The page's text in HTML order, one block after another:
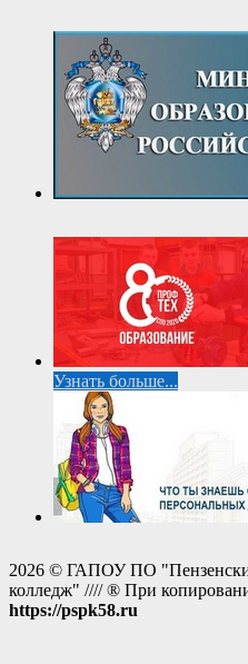
Узнать больше...
2026 © ГАПОУ ПО
колледж" //// ® При
https://pspk58.ru